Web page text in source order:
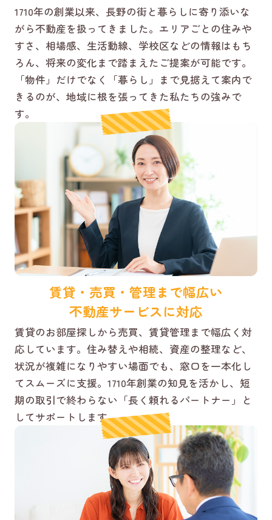
1710年の創業以来、長野の街と暮らしに寄り添いな
がら不動産を扱ってきました。エリアごとの住みや
すさ、相場感、生活動線、学校区などの情報はもち
ろん、将来の変化まで踏まえたご提案が可能です。
「物件」だけでなく「暮らし」まで見据えて案内で
きるのが、地域に根を張ってきた私たちの強みで
す。
賃貸・売買・管理まで幅広い
不動産サービスに対応
賃貸のお部屋探しから売買、賃貸管理まで幅広く対
応しています。住み替えや相続、資産の整理など、
状況が複雑になりやすい場面でも、窓口を一本化し
てスムーズに支援。1710年創業の知見を活かし、短
期の取引で終わらない「長く頼れるパートナー」と
してサポートします。